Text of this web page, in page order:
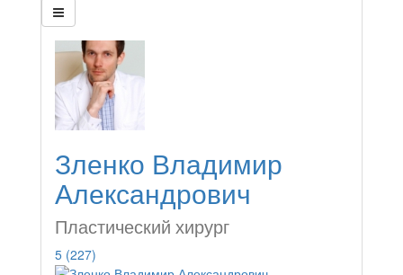
Зленко Владимир
Александрович
Пластический хирург
5 (227)